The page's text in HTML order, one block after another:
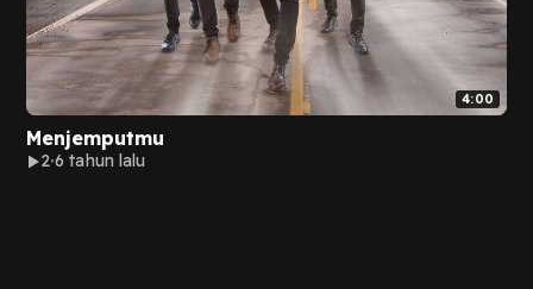
4:00
Menjemputmu
2 6 tahun lalu